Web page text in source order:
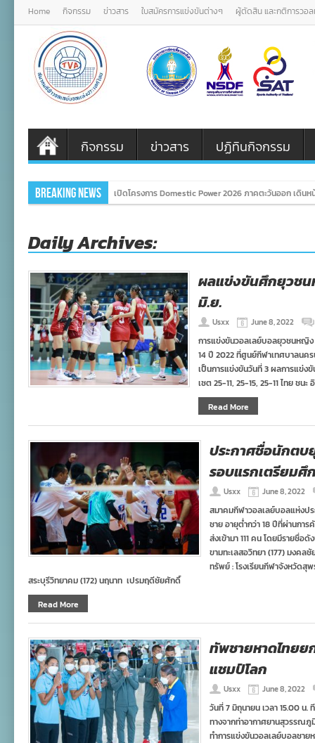
Home กิจกรรม ข่าวสาร ใบสมัครการแข่งขันต่างๆ ผู้ตัดสิน และกติการวอ
กิจกรรม ข่าวสาร ปฏิทินกิจกรรม
Breaking News เปิดโครงการ Domestic Power 2026 ภาคตะวันออก เดิ
Daily Archives:
ผลแข่งขันศึกยุวชน
มิ.ย.
Usxx June 8, 2022
การแข่งขันวอลเลย์บอลยุวชนหญิง
14 ปี 2022 ที่ศูนย์กีฬาเทศบาลนค
เป็นการแข่งขันวันที่ 3 ผลการแข่ง
เซต 25-11, 25-15, 25-11 ไทย ชนะ
Read More
ประกาศชื่อนักตบ
รอบแรกเตรียมศึ
Usxx June 8, 2022
สมาคมกีฬาวอลเลย์บอลแห่งป
ชาย อายุต่ำกว่า 18 ปีที่ผ่านกา
ส่งเข้ามา 111 คน โดยมีรายชื่อ
ขามทะเลสอวิทยา (177) มงค
ทรัพย์ : โรงเรียนกีฬาจังหวัด
สระบุรีวิทยาคม (172) นฤนาท เปรมฤดีชัยศักดิ์
Read More
ทัพชายหาดไทย
แชมป์โลก
Usxx June 8, 2022
วันที่ 7 มิถุนายน เวลา 15.00 น
ทางจากท่าอากาศยานสุวรรณภู
ทำการแข่งขันวอลเลย์บอลชาย